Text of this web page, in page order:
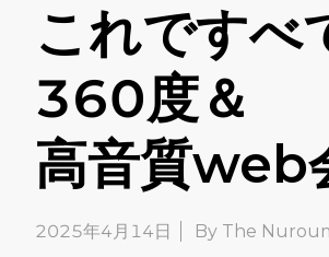
これですべ
360度＆
高音質web
2025年4月14日 By The